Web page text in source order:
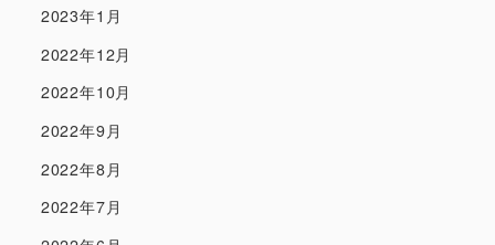
2023年1月
2022年12月
2022年10月
2022年9月
2022年8月
2022年7月